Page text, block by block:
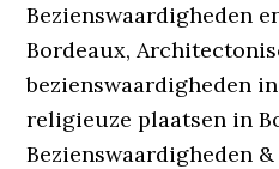
Bezienswaardigheden
Bordeaux,
bezienswaardigheden
religieuze plaatsen in
Bezienswaardigheden